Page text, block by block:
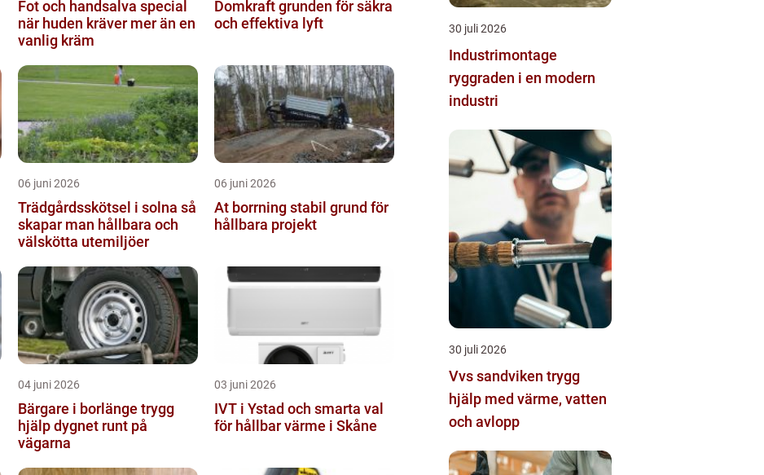
Fot och handsalva special
när huden kräver mer än en
vanlig kräm
Domkraft grunden för säkra
och effektiva lyft
06 juni 2026
Trädgårdsskötsel i solna så
skapar man hållbara och
välskötta utemiljöer
06 juni 2026
At borrning stabil grund för
hållbara projekt
04 juni 2026
Bärgare i borlänge trygg
hjälp dygnet runt på
vägarna
03 juni 2026
IVT i Ystad och smarta val
för hållbar värme i Skåne
30 juli 2026
Industrimontage
ryggraden i en modern
industri
30 juli 2026
Vvs sandviken trygg
hjälp med värme, vatten
och avlopp